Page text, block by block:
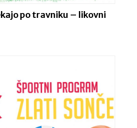
po travniku – likovni